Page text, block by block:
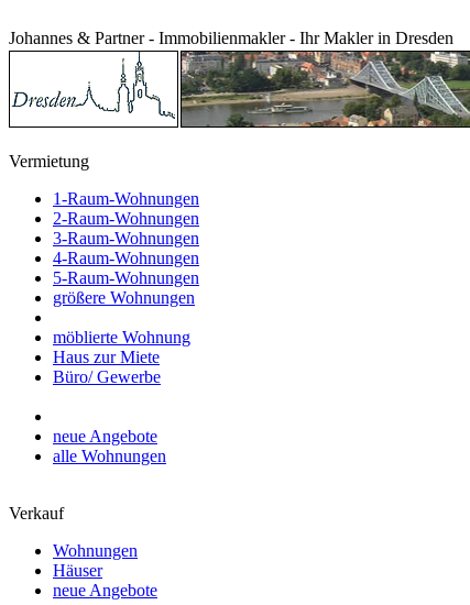
Johannes & Partner - Immobilienmakler - Ihr Makler in Dresden
Vermietung
1-Raum-Wohnungen
2-Raum-Wohnungen
3-Raum-Wohnungen
4-Raum-Wohnungen
5-Raum-Wohnungen
größere Wohnungen
möblierte Wohnung
Haus zur Miete
Büro/ Gewerbe
neue Angebote
alle Wohnungen
Verkauf
Wohnungen
Häuser
neue Angebote